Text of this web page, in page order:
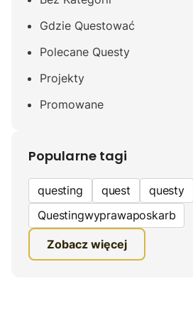
Gdzie Questować
Polecane Questy
Projekty
Promowane
Popularne tagi
questing quest questy
Questingwyprawaposkarb
edukacyjna gra terenowa
fundacja questingu
Zobacz więcej